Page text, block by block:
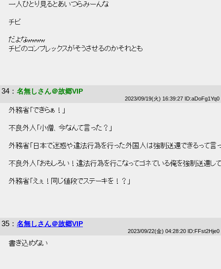
一人ひとり見るとあいつらみーんな
チビ
だよなwwww
チビのコンプレックスがそうさせるのかそれとも
34 ： 名無しさん＠故郷VIP
2023/09/19(火) 16:39:27 ID:aDoFg1Yq0
外務省「できらぁ！」
不良外人「小僧、今なんて言った？」
外務省「日本で迷惑や違法行為を行った外国人は強制送還できるって言
不良外人「おもしろい！違法行為を行こなってゴネている俺を強制送還し
外務省「えぇ！同じ値段でステーキを！？」
35 ： 名無しさん＠故郷VIP
2023/09/22(金) 04:28:20 ID:FFst2Hje0
書き込めない